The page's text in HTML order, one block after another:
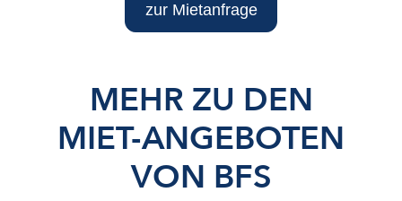
zur Mietanfrage
MEHR ZU DEN
MIET-ANGEBOTEN
VON BFS